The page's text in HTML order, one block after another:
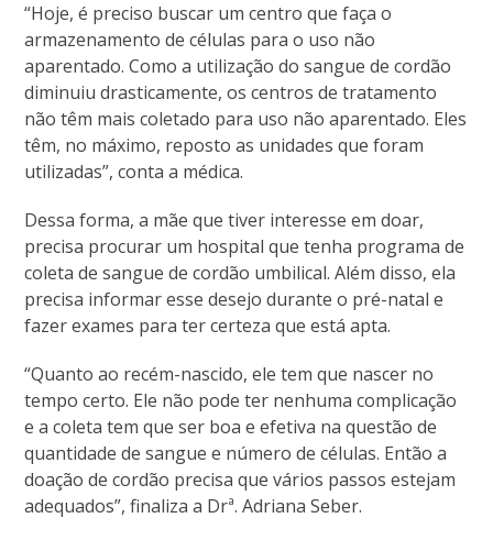
“Hoje, é preciso buscar um centro que faça o
armazenamento de células para o uso não
aparentado. Como a utilização do sangue de cordão
diminuiu drasticamente, os centros de tratamento
não têm mais coletado para uso não aparentado. Eles
têm, no máximo, reposto as unidades que foram
utilizadas”, conta a médica.
Dessa forma, a mãe que tiver interesse em doar,
precisa procurar um hospital que tenha programa de
coleta de sangue de cordão umbilical. Além disso, ela
precisa informar esse desejo durante o pré-natal e
fazer exames para ter certeza que está apta.
“Quanto ao recém-nascido, ele tem que nascer no
tempo certo. Ele não pode ter nenhuma complicação
e a coleta tem que ser boa e efetiva na questão de
quantidade de sangue e número de células. Então a
doação de cordão precisa que vários passos estejam
adequados”, finaliza a Drª. Adriana Seber.